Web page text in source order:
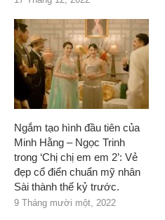
Ngắm tạo hình đầu tiên của
Minh Hằng – Ngọc Trinh
trong ‘Chị chị em em 2’: Vẻ
đẹp cổ điển chuẩn mỹ nhân
Sài thành thế kỷ trước.
9 Tháng mười một, 2022